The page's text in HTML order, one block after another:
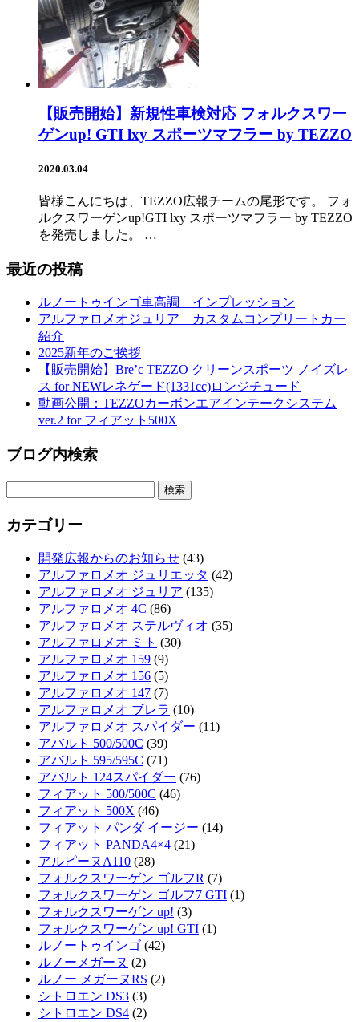
【販売開始】新規性車検対応 フォルクスワー
ゲンup! GTI lxy スポーツマフラー by TEZZO
2020.03.04
皆様こんにちは、TEZZO広報チームの尾形です。 フォ
ルクスワーゲンup!GTI lxy スポーツマフラー by TEZZO
を発売しました。 …
最近の投稿
ルノートゥインゴ車高調 インプレッション
アルファロメオジュリア カスタムコンプリートカー
紹介
2025新年のご挨拶
【販売開始】Bre’c TEZZO クリーンスポーツ ノイズレ
ス for NEWレネゲード(1331cc)ロンジチュード
動画公開：TEZZOカーボンエアインテークシステム
ver.2 for フィアット500X
ブログ内検索
カテゴリー
開発広報からのお知らせ (43)
アルファロメオ ジュリエッタ (42)
アルファロメオ ジュリア (135)
アルファロメオ 4C (86)
アルファロメオ ステルヴィオ (35)
アルファロメオ ミト (30)
アルファロメオ 159 (9)
アルファロメオ 156 (5)
アルファロメオ 147 (7)
アルファロメオ ブレラ (10)
アルファロメオ スパイダー (11)
アバルト 500/500C (39)
アバルト 595/595C (71)
アバルト 124スパイダー (76)
フィアット 500/500C (46)
フィアット 500X (46)
フィアット パンダ イージー (14)
フィアット PANDA4×4 (21)
アルピーヌA110 (28)
フォルクスワーゲン ゴルフR (7)
フォルクスワーゲン ゴルフ7 GTI (1)
フォルクスワーゲン up! (3)
フォルクスワーゲン up! GTI (1)
ルノートゥインゴ (42)
ルノーメガーヌ (2)
ルノー メガーヌRS (2)
シトロエン DS3 (3)
シトロエン DS4 (2)